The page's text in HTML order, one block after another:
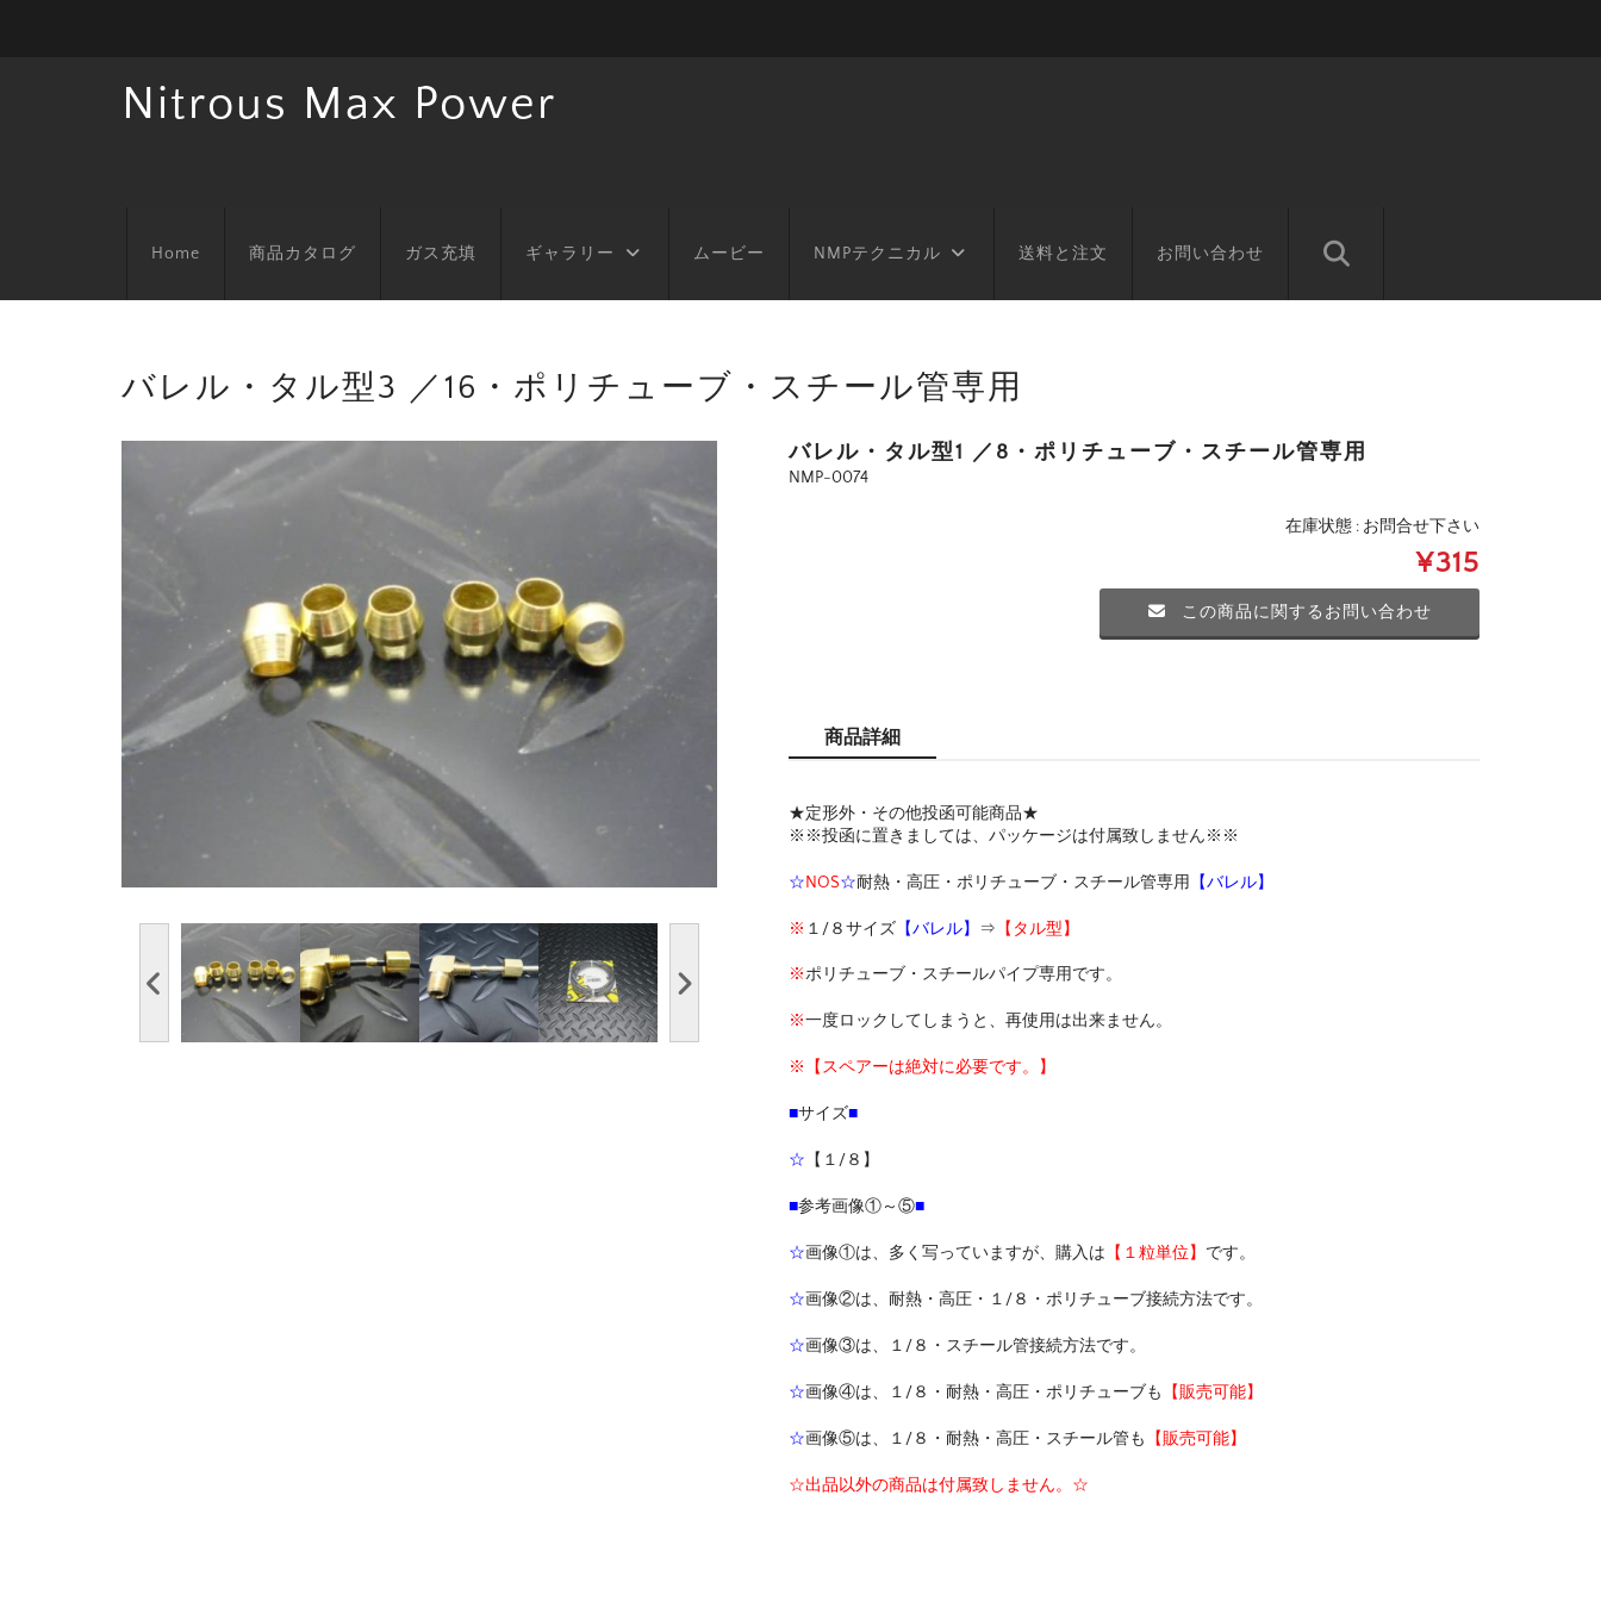
Nitrous Max Power
Home 商品カタログ ガス充填 ギャラリー ムービー NMPテクニカル 送料と注文 お問い合わせ
バレル・タル型3 ／16・ポリチューブ・スチール管専用
バレル・タル型1 ／8・ポリチューブ・スチール管専用
NMP-0074
在庫状態 : お問合せ下さい
¥315
この商品に関するお問い合わせ
商品詳細
★定形外・その他投函可能商品★
※※投函に置きましては、パッケージは付属致しません※※
☆NOS☆耐熱・高圧・ポリチューブ・スチール管専用 【バレル】
※ １/８サイズ 【バレル】 ⇒ 【タル型】
※ポリチューブ・スチールパイプ専用です。
※一度ロックしてしまうと、再使用は出来ません。
※【スペアーは絶対に必要です。】
■サイズ■
☆ 【１/８】
■参考画像①～⑤■
☆画像①は、多く写っていますが、購入は 【１粒単位】 です。
☆画像②は、耐熱・高圧・１/８・ポリチューブ接続方法です。
☆画像③は、１/８・スチール管接続方法です。
☆画像④は、１/８・耐熱・高圧・ポリチューブも 【販売可能】
☆画像⑤は、１/８・耐熱・高圧・スチール管も 【販売可能】
☆出品以外の商品は付属致しません。☆